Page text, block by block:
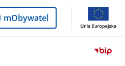
Logowanie
do
mObywatel